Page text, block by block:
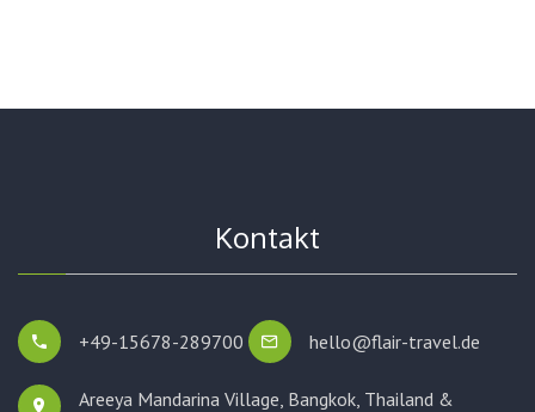
Kontakt
+49-15678-289700 hello@flair-travel.de
Areeya Mandarina Village, Bangkok, Thailand &